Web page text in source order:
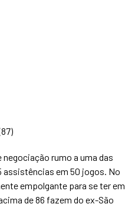
rumo a uma das
assistências em 50 jogos. No
empolgante para se ter em
de 86 fazem do ex-São